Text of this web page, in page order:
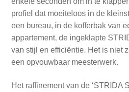
profiel dat moeiteloos in de
een bureau, in de kofferbak van
appartement, de ingeklapte
van stijl en efficiëntie. Het is niet
een opvouwbaar meesterwerk.
Het raffinement van de ‘STRIDA